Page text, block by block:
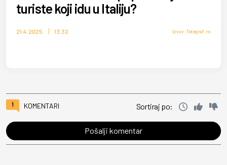
turiste koji idu u Italiju?
21.4.2025. 13:32 Izvor: Telegraf.rs
1 KOMENTARI Sortiraj po:
Pošalji komentar